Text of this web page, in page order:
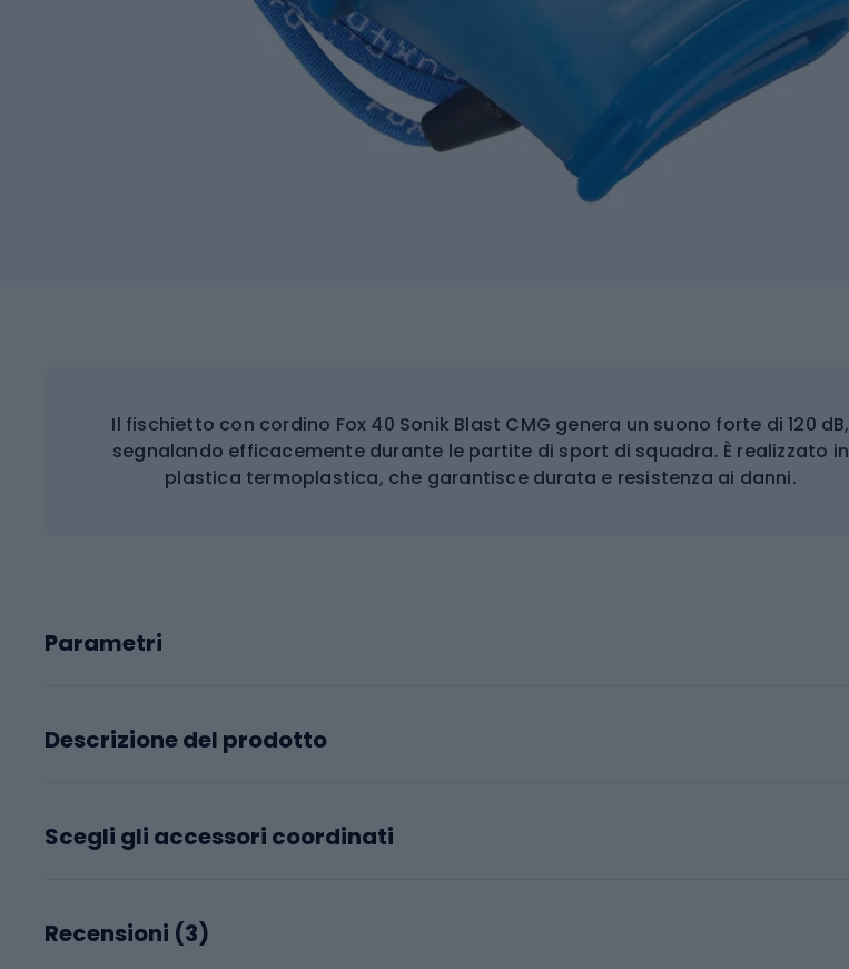
Il fischietto con cordino Fox 40 Sonik Blast CMG genera un suono forte di 120 dB,
segnalando efficacemente durante le partite di sport di squadra. È realizzato in
plastica termoplastica, che garantisce durata e resistenza ai danni.
Parametri
Descrizione del prodotto
Scegli gli accessori coordinati
Recensioni (3)